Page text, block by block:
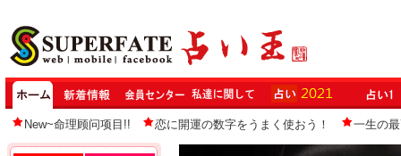
New~命理顾问项目!! 恋に開運の数字をうまく使おう！ 一生の